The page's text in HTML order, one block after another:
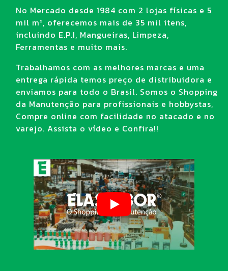
No Mercado desde 1984 com 2 lojas físicas e 5
mil m², oferecemos mais de 35 mil itens,
incluindo E.P.I, Mangueiras, Limpeza,
Ferramentas e muito mais.
Trabalhamos com as melhores marcas e uma
entrega rápida temos preço de distribuidora e
enviamos para todo o Brasil. Somos o Shopping
da Manutenção para profissionais e hobbystas,
Compre online com facilidade no atacado e no
varejo. Assista o vídeo e Confira!!